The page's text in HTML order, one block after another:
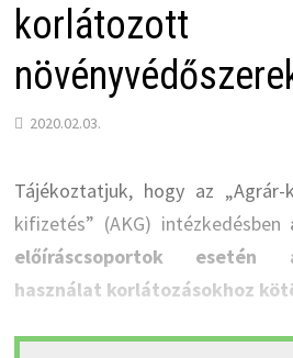
korlátozott
2020.02.03.
Tájékoztatjuk, hogy az „Agrár-
kifizetés” (AKG) intézkedésben
előíráscsoportok esetén
használat korlátozásokhoz